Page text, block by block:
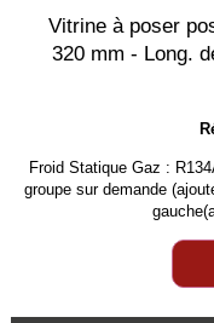
Vitrine à poser
320 mm - Long.
Froid Statique Gaz :
groupe sur demande